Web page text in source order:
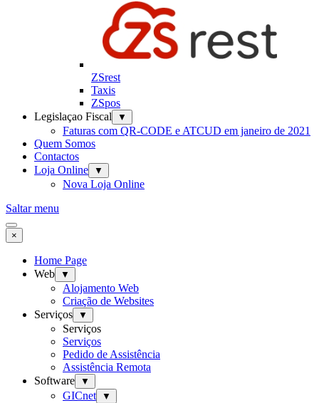
ZSrest
Taxis
ZSpos
Legislaçao Fiscal
▼
Faturas com QR-CODE e ATCUD em janeiro de 2021
Quem Somos
Contactos
Loja Online
▼
Nova Loja Online
Saltar menu
×
Home Page
Web
▼
Alojamento Web
Criação de Websites
Serviços
▼
Serviços
Serviços
Pedido de Assistência
Assistência Remota
Software
▼
GICnet ▼